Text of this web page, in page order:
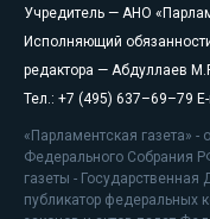
Учредитель — АНО
Исполняющий
редактора — Абдуллаев
Тел.: +7 (495) 637–69–79
«Парламентская газета»
Федерального Собрания
газеты -
публикатор федеральных